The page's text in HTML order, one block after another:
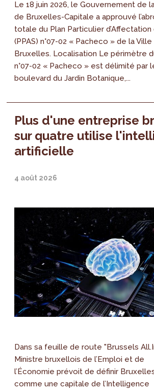
Le 18 juin 2026, le Gouvernement de
de Bruxelles-Capitale a approuvé
totale du Plan Particulier d’Affectation
(PPAS) n°07-02 « Pacheco » de la Ville
Bruxelles. Localisation Le périmètre
n°07-02 « Pacheco » est délimité par
boulevard du Jardin Botanique,...
Plus d'une entreprise
sur quatre utilise
artificielle
4 août 2026
Dans sa feuille de route "Brussels
Ministre bruxellois de l’Emploi et de
l’Économie prévoit de définir
comme une capitale de l’Intelligence